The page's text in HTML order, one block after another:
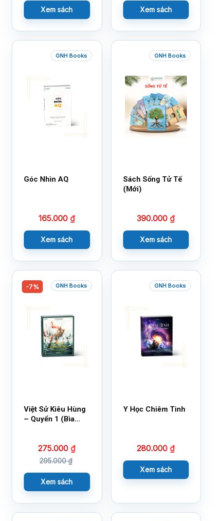
Xem sách Xem sách
GNH Books
Góc Nhìn AQ
165.000₫
Xem sách
GNH Books
Sách Sống Tử Tế
(Mới)
390.000₫
Xem sách
-7% GNH Books
Việt Sử Kiêu Hùng
– Quyển 1 (Bìa
275.000₫
295.000₫
Xem sách
GNH Books
Y Học Chiêm Tinh
280.000₫
Xem sách